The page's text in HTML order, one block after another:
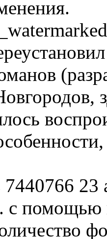
7440766 23
с помощью